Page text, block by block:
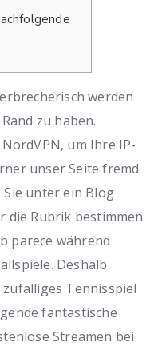
werden
zu haben.
um Ihre IP-
unser Seite fremd
Sie unter ein Blog
die Rubrik bestimmen
parece während
Deshalb
Tennisspiel
fantastische
Streamen bei